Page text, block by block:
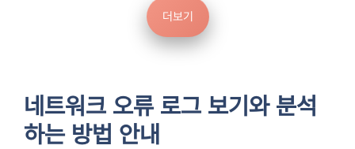
더보기
네트워크 오류 로그 보기와 분석
하는 방법 안내